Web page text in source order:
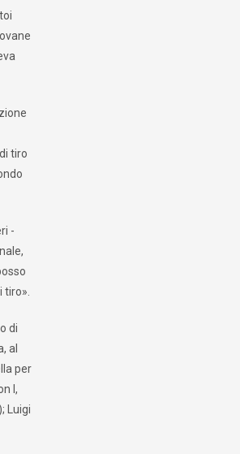
tiro
-
di
al
per
I,
Luigi